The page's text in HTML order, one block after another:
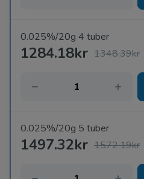
0.025%/20g 4 tuber
1284.18kr 1348.39kr
0.025%/20g 5 tuber
1497.32kr 1572.19kr